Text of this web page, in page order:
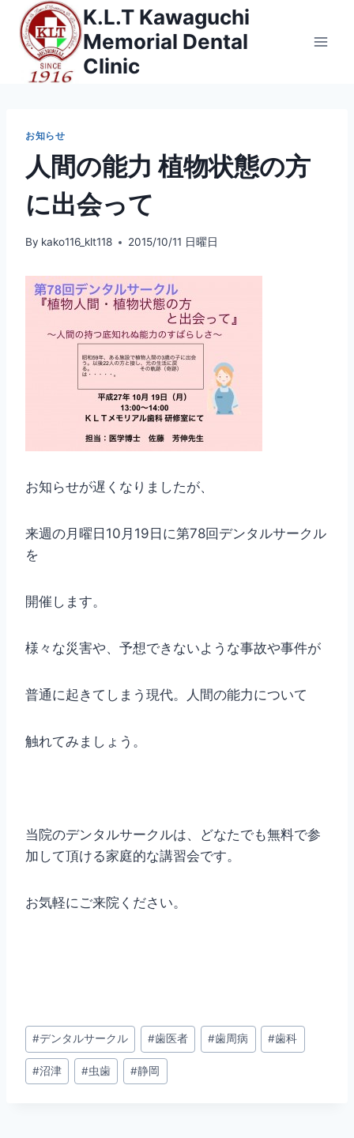
K.L.T Kawaguchi
Memorial Dental
Clinic
お知らせ
人間の能力 植物状態の方
に出会って
By kako116_klt118 2015/10/11 日曜日
お知らせが遅くなりましたが、
来週の月曜日10月19日に第78回デンタルサークル
を
開催します。
様々な災害や、予想できないような事故や事件が
普通に起きてしまう現代。人間の能力について
触れてみましょう。
当院のデンタルサークルは、どなたでも無料で参
加して頂ける家庭的な講習会です。
お気軽にご来院ください。
投
稿
タ
#デンタルサークル #歯医者 #歯周病 #歯科
#沼津 #虫歯 #静岡